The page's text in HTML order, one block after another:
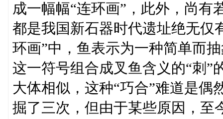
成一幅幅“连环画”，此外，尚
都是我国新石器时代遗址绝无仅
环画”中，鱼表示为一种简单而
这一符号组合成叉鱼含义的“刺”
大体相似，这种“巧合”难道是偶
掘了三次，但由于某些原因，至